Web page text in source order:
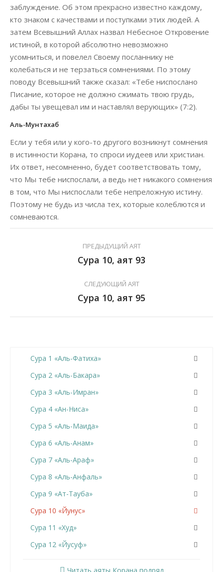
заблуждение. Об этом прекрасно известно каждому,
кто знаком с качествами и поступками этих людей. А
затем Всевышний Аллах назвал Небесное Откровение
истиной, в которой абсолютно невозможно
усомниться, и повелел Своему посланнику не
колебаться и не терзаться сомнениями. По этому
поводу Всевышний также сказал: «Тебе ниспослано
Писание, которое не должно сжимать твою грудь,
дабы ты увещевал им и наставлял верующих» (7:2).
Аль-Мунтахаб
Если у тебя или у кого-то другого возникнут сомнения
в истинности Корана, то спроси иудеев или христиан.
Их ответ, несомненно, будет соответствовать тому,
что Мы тебе ниспослали, а ведь нет никакого сомнения
в том, что Мы ниспослали тебе непреложную истину.
Поэтому не будь из числа тех, которые колеблются и
сомневаются.
ПРЕДЫДУЩИЙ АЯТ
Сура 10, аят 93
СЛЕДУЮЩИЙ АЯТ
Сура 10, аят 95
Сура 1 «Аль-Фатиха»
Сура 2 «Аль-Бакара»
Сура 3 «Аль-Имран»
Сура 4 «Ан-Ниса»
Сура 5 «Аль-Маида»
Сура 6 «Аль-Анам»
Сура 7 «Аль-Араф»
Сура 8 «Аль-Анфаль»
Сура 9 «Ат-Тауба»
Сура 10 «Йунус»
Сура 11 «Худ»
Сура 12 «Йусуф»